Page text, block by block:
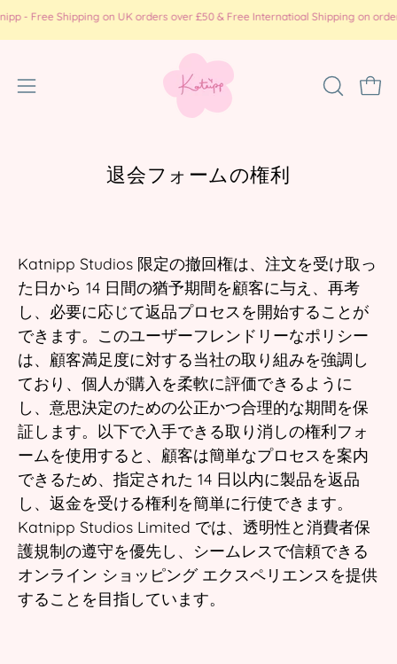
コ- Free Shipping on UK orders over £50 & Free Internatioal Shipping on
ナ
メ
ニ
ー
を
開
く
検
カ
退会フォームの権利
Katnipp Studios 限定の撤回権は、注文を受け取っ
た日から 14 日間の猶予期間を顧客に与え、再考
し、必要に応じて返品プロセスを開始することが
できます。このユーザーフレンドリーなポリシー
は、顧客満足度に対する当社の取り組みを強調し
ており、個人が購入を柔軟に評価できるように
し、意思決定のための公正かつ合理的な期間を保
証します。以下で入手できる取り消しの権利フォ
ームを使用すると、顧客は簡単なプロセスを案内
できるため、指定された 14 日以内に製品を返品
し、返金を受ける権利を簡単に行使できます。
Katnipp Studios Limited では、透明性と消費者保
護規制の遵守を優先し、シームレスで信頼できる
オンライン ショッピング エクスペリエンスを提供
することを目指しています。